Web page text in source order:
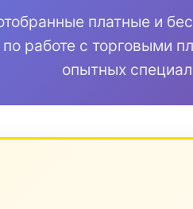
платные и
работе с торговыми
опытных